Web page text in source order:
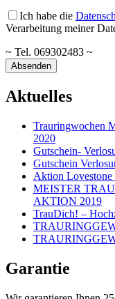
Ich habe die
Verarbeitung meiner
~ Tel. 069302483 ~
Aktuelles
Trauringwochen
2020
Gutschein-
Gutschein
Aktion Lovestone
MEISTER
AKTION 2019
TrauDich! –
Garantie